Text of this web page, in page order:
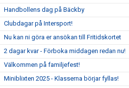
Handbollens dag på Bäckby
Clubdagar på Intersport!
Nu kan ni göra er ansökan till Fritidskortet
2 dagar kvar - Förboka middagen redan nu!
Välkommen på familjefest!
Miniblixten 2025 - Klasserna börjar fyllas!